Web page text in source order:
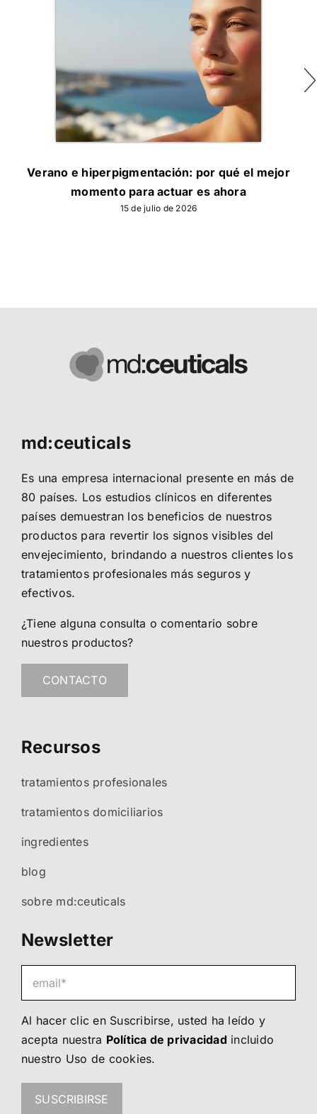
Verano e hiperpigmentación: por qué el mejor
momento para actuar es ahora
15 de julio de 2026
md:ceuticals
Es una empresa internacional presente en más de
80 países. Los estudios clínicos en diferentes
países demuestran los beneficios de nuestros
productos para revertir los signos visibles del
envejecimiento, brindando a nuestros clientes los
tratamientos profesionales más seguros y
efectivos.
¿Tiene alguna consulta o comentario sobre
nuestros productos?
CONTACTO
Recursos
tratamientos profesionales
tratamientos domiciliarios
ingredientes
blog
sobre md:ceuticals
Newsletter
Al hacer clic en Suscribirse, usted ha leído y
acepta nuestra Política de privacidad incluido
nuestro Uso de cookies.
SUSCRIBIRSE